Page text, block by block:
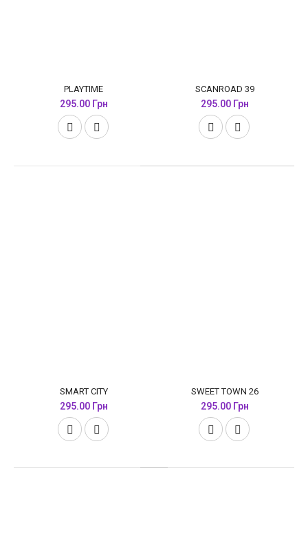
PLAYTIME
295.00 Грн
SCANROAD 39
295.00 Грн
SMART CITY
295.00 Грн
SWEET TOWN 26
295.00 Грн